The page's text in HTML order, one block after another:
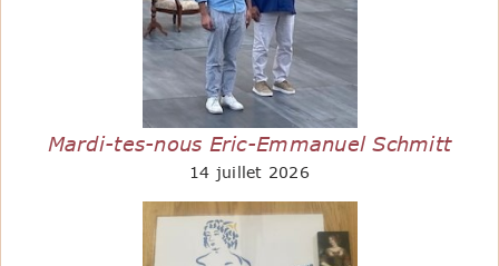
Mardi-tes-nous Eric-Emmanuel Schmitt
14 juillet 2026